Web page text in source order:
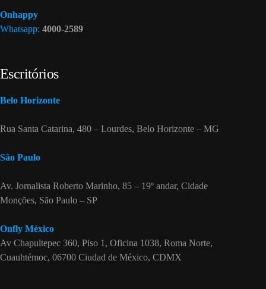
Onhappy
Whatsapp: 4000-2589
Escritórios
Belo Horizonte
Rua Santa Catarina, 480 – Lourdes, Belo Horizonte – MG
São Paulo
Av. Jornalista Roberto Marinho, 85 – 19º andar, Cidade
Monções, São Paulo – SP
Onfly México
Av Chapultepec 360, Piso 1, Oficina 1038, Roma Norte,
Cuauhtémoc, 06700 Ciudad de México, CDMX